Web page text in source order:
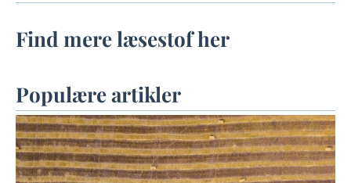
Find mere læsestof her
Populære artikler